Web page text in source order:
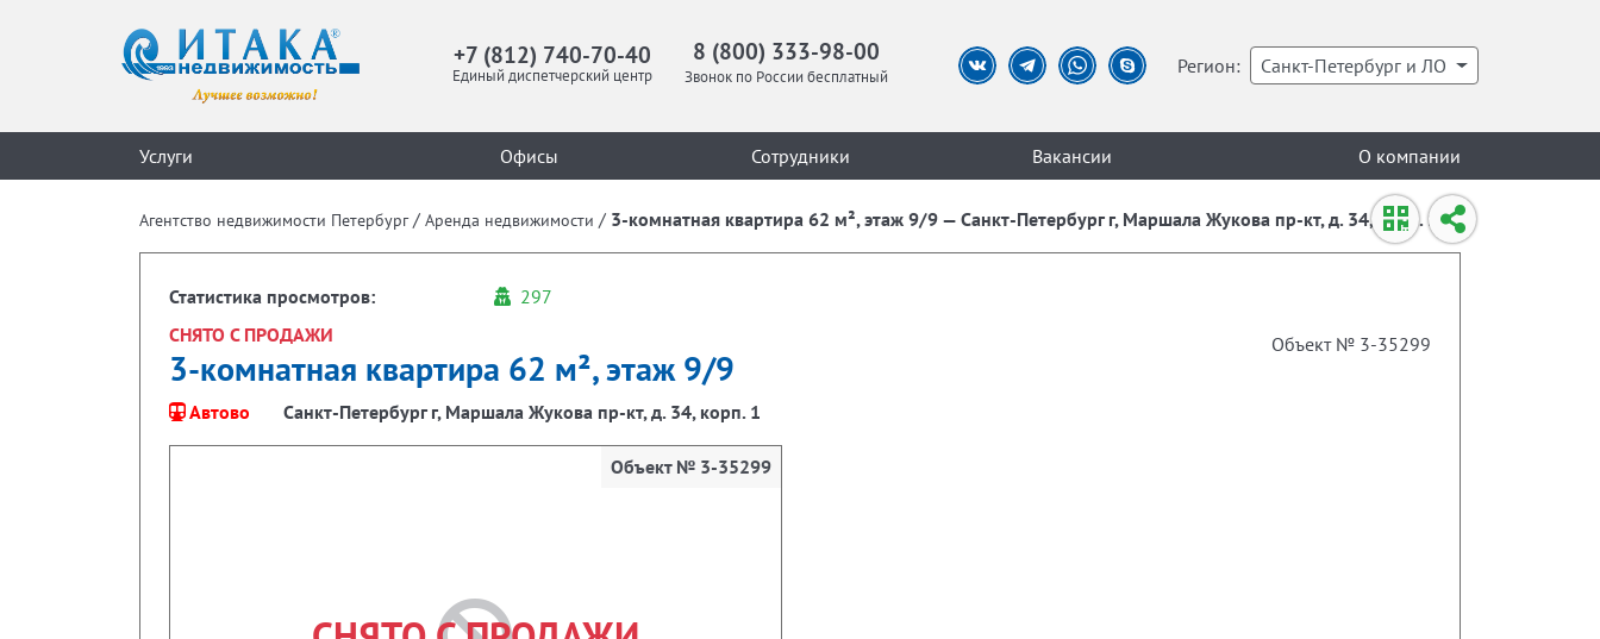
+7 (812) 740-70-40
Единый диспетчерский центр
8 (800) 333-98-00
Звонок по России бесплатный Регион: Санкт-Петербург и ЛО
Услуги Офисы Сотрудники Вакансии О компании
Агентство недвижимости Петербург / Аренда недвижимости / 3-комнатная квартира 62 м², этаж 9/9 — Санкт-Петербург г, Маршала Жукова пр-кт, д. 34, корп. 1
Статистика просмотров:
297
СНЯТО С ПРОДАЖИ
3-комнатная квартира 62 м², этаж 9/9
Объект № 3-35299
Автово Санкт-Петербург г, Маршала Жукова пр-кт, д. 34, корп. 1
Объект № 3-35299